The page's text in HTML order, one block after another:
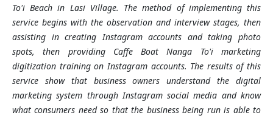
To'i Beach in Lasi Village. The method of implementing this
service begins with the observation and interview stages, then
assisting in creating Instagram accounts and taking photo
spots, then providing Caffe Boat Nanga To'i marketing
digitization training on Instagram accounts. The results of this
service show that business owners understand the digital
marketing system through Instagram social media and know
what consumers need so that the business being run is able to